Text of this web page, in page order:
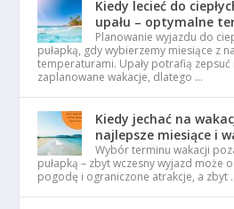
Kiedy lecieć do
upału – optymalne
Planowanie wyjazdu do
pułapką, gdy wybierzemy miesiące z
temperaturami. Upały potrafią zepsuć
zaplanowane wakacje, dlatego …
Kiedy jechać na
najlepsze miesiące i
Wybór terminu wakacji
pułapką – zbyt wczesny wyjazd może
pogodę i ograniczone atrakcje, a zbyt